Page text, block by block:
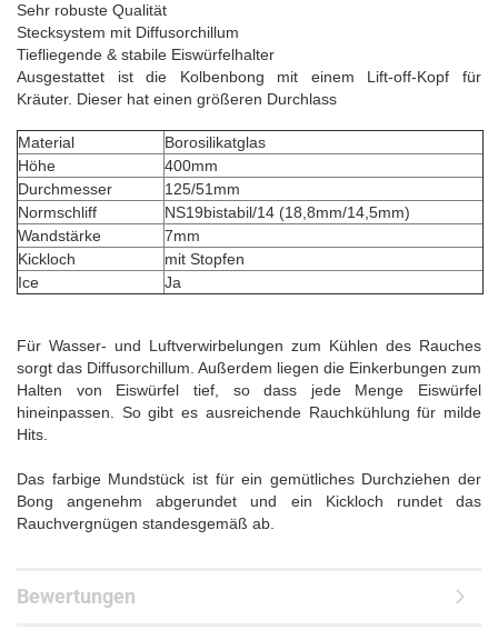
Sehr robuste Qualität
Stecksystem mit Diffusorchillum
Tiefliegende & stabile Eiswürfelhalter
Ausgestattet ist die Kolbenbong mit einem Lift-off-Kopf für
Kräuter. Dieser hat einen größeren Durchlass
Material
Borosilikatglas
Höhe
400mm
Durchmesser
125/51mm
Normschliff
NS19bistabil/14 (18,8mm/14,5mm)
Wandstärke
7mm
Kickloch
mit Stopfen
Ice
Ja
Für Wasser- und Luftverwirbelungen zum Kühlen des Rauches
sorgt das Diffusorchillum. Außerdem liegen die Einkerbungen zum
Halten von Eiswürfel tief, so dass jede Menge Eiswürfel
hineinpassen. So gibt es ausreichende Rauchkühlung für milde
Hits.
Das farbige Mundstück ist für ein gemütliches Durchziehen der
Bong angenehm abgerundet und ein Kickloch rundet das
Rauchvergnügen standesgemäß ab.
Bewertungen